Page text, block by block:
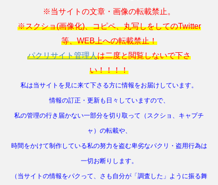
※当サイトの文章・画像の転載禁止。
※スクショ(画像化)、コピペ、丸写しをしてのTwitter
等、WEB上への転載禁止！
パクリサイト管理人は二度と閲覧しないで下さ
い！！！！
私は当サイトを見に来て下さる方に情報をお届けしています。
情報の訂正・更新も日々していますので、
私の管理の行き届かない一部分を切り取って（スクショ、キャプチ
ャ）の転載や、
時間をかけて制作している私の努力を盗む卑劣なパクリ・盗用行為は
一切お断りします。
（当サイトの情報をパクって、さも自分が「調査した」ように振る舞